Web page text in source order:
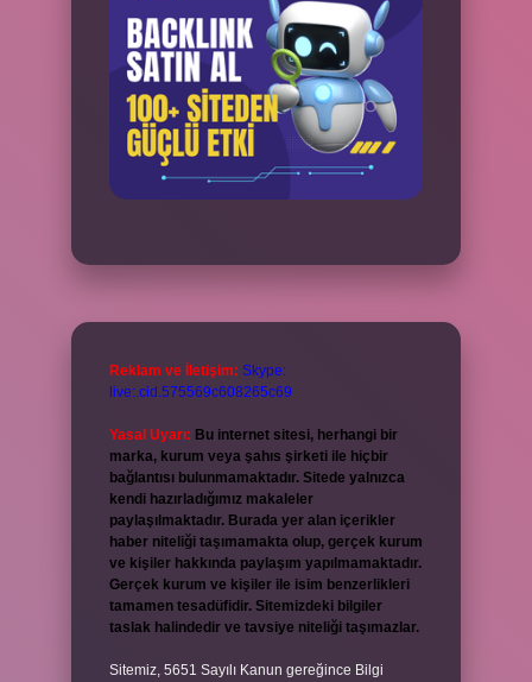
Reklam ve İletişim: Skype:
live:.cid.575569c608265c69
Yasal Uyarı: Bu internet sitesi, herhangi bir
marka, kurum veya şahıs şirketi ile hiçbir
bağlantısı bulunmamaktadır. Sitede yalnızca
kendi hazırladığımız makaleler
paylaşılmaktadır. Burada yer alan içerikler
haber niteliği taşımamakta olup, gerçek kurum
ve kişiler hakkında paylaşım yapılmamaktadır.
Gerçek kurum ve kişiler ile isim benzerlikleri
tamamen tesadüfidir. Sitemizdeki bilgiler
taslak halindedir ve tavsiye niteliği taşımazlar.
Sitemiz, 5651 Sayılı Kanun gereğince Bilgi